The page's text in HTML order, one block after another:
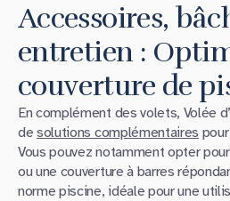
Accessoires,
entretien :
couverture de
En complément des volets, Volée
desolutions complémentaires
Vous pouvez notamment opter
ou une couverture à barres
norme piscine, idéale pour une